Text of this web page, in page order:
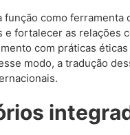
função como
e fortalecer as relações
com práticas
modo, a tradução